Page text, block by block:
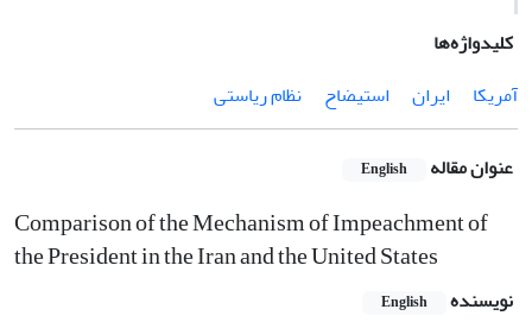
کلیدواژه‌ها
آمریکا
ایران استیضاح نظام ریاستی
عنوان مقاله English
Comparison of the Mechanism of Impeachment of
the President in the Iran and the United States
نویسنده English